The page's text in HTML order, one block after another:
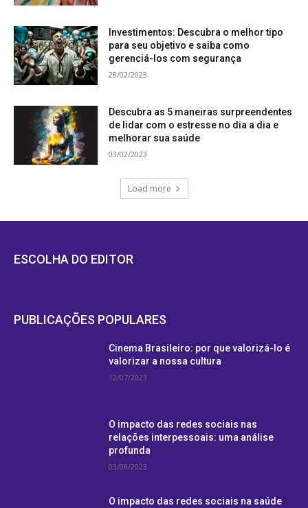
Investimentos: Descubra o melhor tipo
para seu objetivo e saiba como
gerenciá-los com segurança
28/02/2023
Descubra as 5 maneiras surpreendentes
de lidar com o estresse no dia a dia e
melhorar sua saúde
03/02/2023
Load more
ESCOLHA DO EDITOR
PUBLICAÇÕES POPULARES
Cinema Brasileiro: por que valorizá-lo é
valorizar a nossa cultura
12/07/2023
O impacto das redes sociais nas
relações interpessoais: uma análise
profunda
03/08/2023
O impacto das redes sociais na saúde